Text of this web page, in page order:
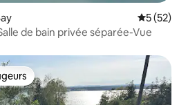
5 (52)
de bain privée séparée-Vue
les plus appréciés